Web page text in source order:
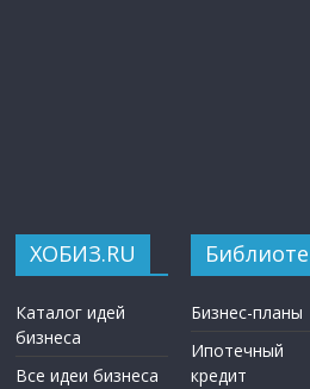
ХОБИЗ.RU
Каталог идей
бизнеса
Все идеи бизнеса
Бизнес-планы
Ипотечный
кредит